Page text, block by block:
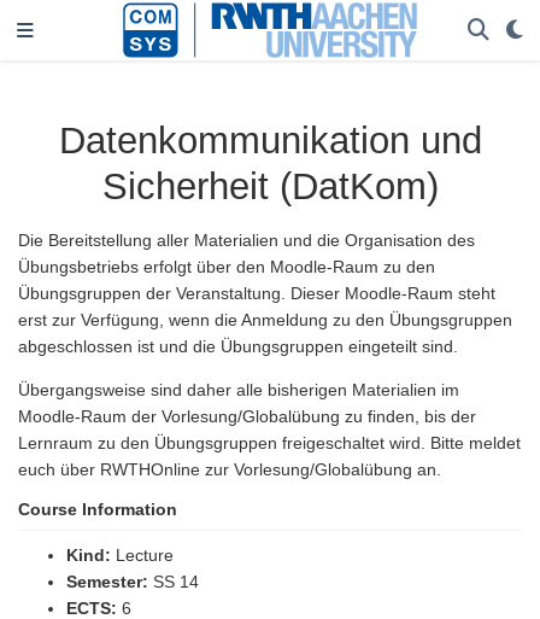
Datenkommunikation und
Sicherheit (DatKom)
Die Bereitstellung aller Materialien und die Organisation des
Übungsbetriebs erfolgt über den Moodle-Raum zu den
Übungsgruppen der Veranstaltung. Dieser Moodle-Raum steht
erst zur Verfügung, wenn die Anmeldung zu den Übungsgruppen
abgeschlossen ist und die Übungsgruppen eingeteilt sind.
Übergangsweise sind daher alle bisherigen Materialien im
Moodle-Raum der Vorlesung/Globalübung zu finden, bis der
Lernraum zu den Übungsgruppen freigeschaltet wird. Bitte meldet
euch über RWTHOnline zur Vorlesung/Globalübung an.
Course Information
Kind: Lecture
Semester: SS 14
ECTS: 6